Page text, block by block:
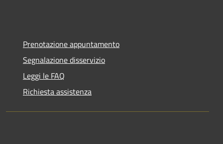
Prenotazione appuntamento
Segnalazione disservizio
Leggi le FAQ
Richiesta assistenza